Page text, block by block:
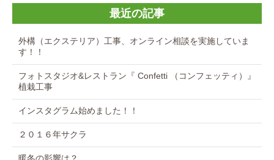
最近の記事
外構（エクステリア）工事、オンライン相談を実施していま
す！！
フォトスタジオ&レストラン『 Confetti （コンフェッティ）』
植栽工事
インスタグラム始めました！！
２０１６年サクラ